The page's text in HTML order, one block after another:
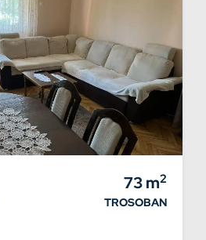
73m2
TROSOBAN